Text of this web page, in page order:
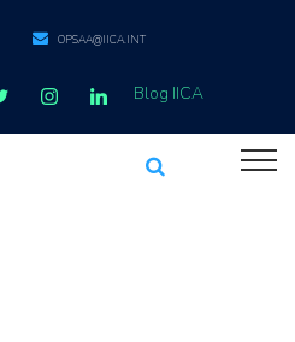
OPSAA@IICA.INT
Blog IICA